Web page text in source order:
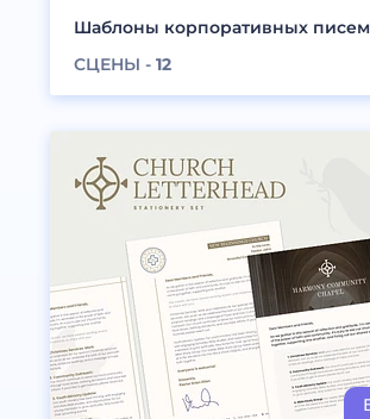
Шаблоны корпоративных писем
СЦЕНЫ - 12